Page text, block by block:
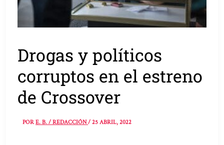
Drogas y políticos
corruptos en el estreno
de Crossover
PORE. B. / REDACCIÓN/25 ABRIL, 2022